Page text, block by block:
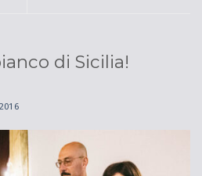
di Sicilia!